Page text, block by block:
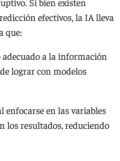
efectivos, la IA lleva
que:
a la información
lograr con modelos
en las variables
los resultados, reduciendo